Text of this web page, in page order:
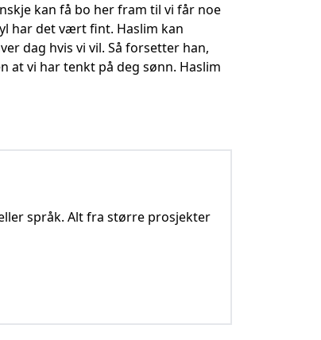
kan få bo her fram til vi får noe
har det vært fint. Haslim kan
dag hvis vi vil. Så forsetter han,
at vi har tenkt på deg sønn. Haslim
språk. Alt fra større prosjekter